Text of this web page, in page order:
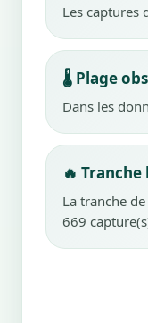
Les captures
🌡️ Plage
Dans les
🔥
La tranche
669